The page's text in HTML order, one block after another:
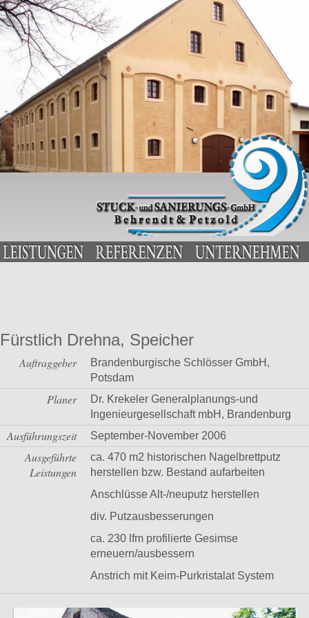
Fürstlich Drehna, Speicher
Auftraggeber
Brandenburgische Schlösser GmbH,
Potsdam
Planer
Dr. Krekeler Generalplanungs-und
Ingenieurgesellschaft mbH, Brandenburg
Ausführungszeit September-November 2006
Ausgeführte
Leistungen
ca. 470 m2 historischen Nagelbrettputz
herstellen bzw. Bestand aufarbeiten
Anschlüsse Alt-/neuputz herstellen
div. Putzausbesserungen
ca. 230 lfm profilierte Gesimse
erneuern/ausbessern
Anstrich mit Keim-Purkristalat System